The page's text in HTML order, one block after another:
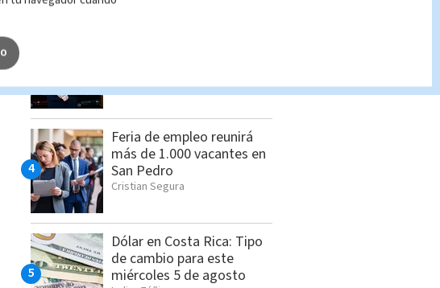
Redacción Multimedios
Feria de empleo reunirá
más de 1.000 vacantes en
San Pedro
Cristian Segura
Dólar en Costa Rica: Tipo
de cambio para este
miércoles 5 de agosto